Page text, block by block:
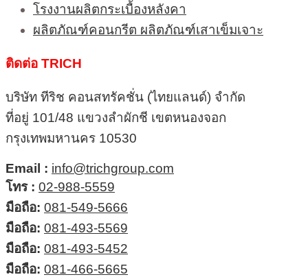
โรงงานผลิตกระเบื้องหลังคา
ผลิตภัณฑ์คอนกรีต ผลิตภัณฑ์เสาเข็มเจาะ
ติดต่อ TRICH
บริษัท ทีริช คอนสทรัคชั่น (ไทยแลนด์) จำกัด
ที่อยู่ 101/48 แขวงลำผักชี เขตหนองจอก
กรุงเทพมหานคร 10530
Email : info@trichgroup.com
โทร : 02-988-5559
มือถือ: 081-549-5666
มือถือ: 081-493-5569
มือถือ: 081-493-5452
มือถือ: 081-466-5665